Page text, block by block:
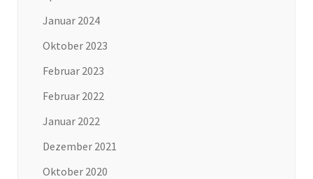
Januar 2024
Oktober 2023
Februar 2023
Februar 2022
Januar 2022
Dezember 2021
Oktober 2020